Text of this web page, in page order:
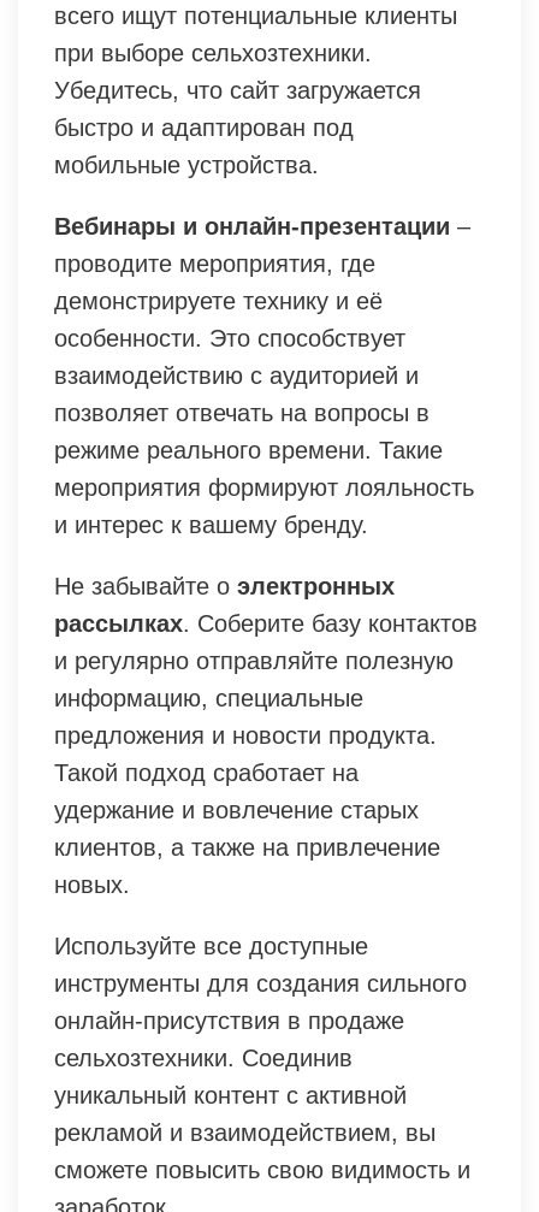
всего ищут потенциальные клиенты
при выборе сельхозтехники.
Убедитесь, что сайт загружается
быстро и адаптирован под
мобильные устройства.
Вебинары и онлайн-презентации –
проводите мероприятия, где
демонстрируете технику и её
особенности. Это способствует
взаимодействию с аудиторией и
позволяет отвечать на вопросы в
режиме реального времени. Такие
мероприятия формируют лояльность
и интерес к вашему бренду.
Не забывайте о электронных
рассылках. Соберите базу контактов
и регулярно отправляйте полезную
информацию, специальные
предложения и новости продукта.
Такой подход сработает на
удержание и вовлечение старых
клиентов, а также на привлечение
новых.
Используйте все доступные
инструменты для создания сильного
онлайн-присутствия в продаже
сельхозтехники. Соединив
уникальный контент с активной
рекламой и взаимодействием, вы
сможете повысить свою видимость и